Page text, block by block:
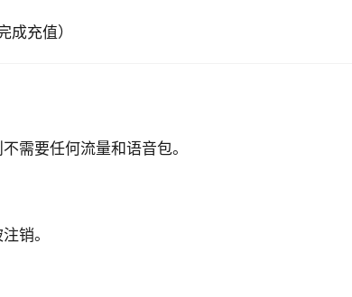
成充值）
需要任何流量和语音包。
销。